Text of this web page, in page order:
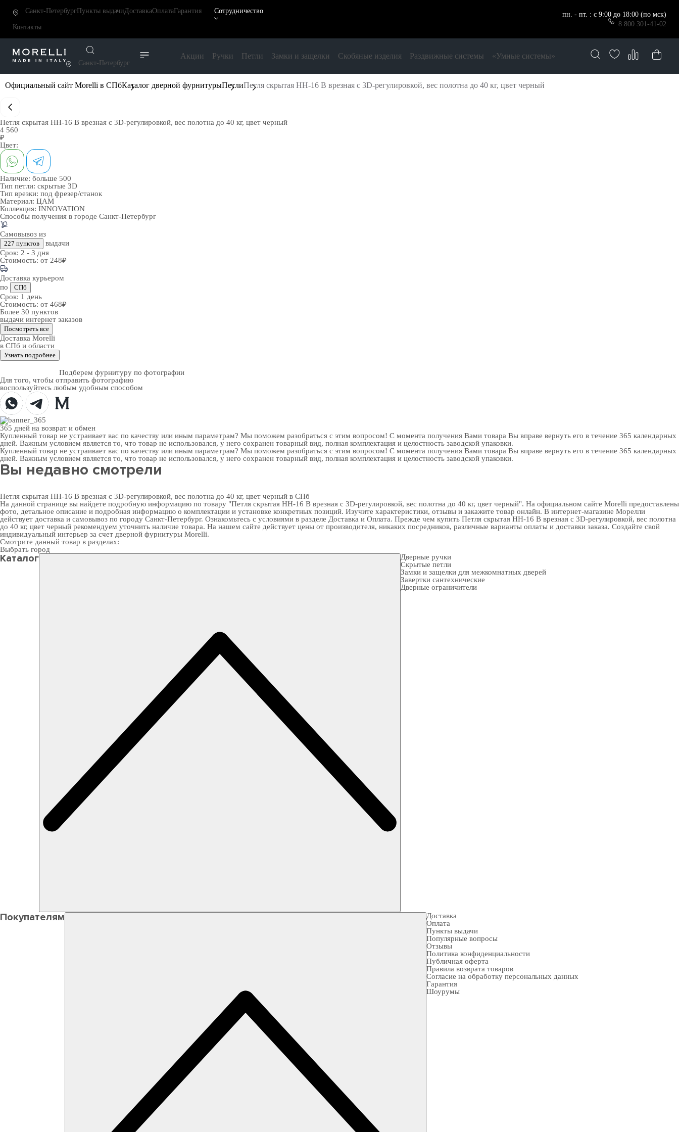
Санкт-ПетербургПункты выдачиДоставкаОплатаГарантия Сотрудничество
Контакты
пн. - пт. : с 9:00 до 18:00 (по мск)
8 800 301-41-02
Санкт-Петербург
Акции Ручки Петли Замки и защелки Скобяные изделия Раздвижные системы «Умные системы»
Официальный сайт Morelli в СПбКаталог дверной фурнитурыПетлиПетля скрытая HH-16 B врезная с 3D-регулировкой, вес полотна до 40 кг, цвет черный
Петля скрытая HH-16 B врезная с 3D-регулировкой, вес полотна до 40 кг, цвет черный
4 560
₽
Цвет:
Наличие: больше 500
Тип петли: скрытые 3D
Тип врезки: под фрезер/станок
Материал: ЦАМ
Коллекция: INNOVATION
Способы получения в городе Санкт-Петербург
Самовывоз из
227 пунктов
выдачи
Срок: 2 - 3 дня
Стоимость: от 248₽
Доставка курьером
по
СПб
Срок: 1 день
Стоимость: от 468₽
Более 30 пунктов
выдачи интернет заказов
Посмотреть все
Доставка Morelli
в СПб и области
Узнать подробнее
Подберем фурнитуру по фотографии
Для того, чтобы отправить фотографию
воспользуйтесь любым удобным способом
365 дней на возврат и обмен
Купленный товар не устраивает вас по качеству или иным параметрам? Мы поможем разобраться с этим вопросом! С момента получения Вами товара Вы вправе вернуть его в течение 365 календарных
дней. Важным условием является то, что товар не использовался, у него сохранен товарный вид, полная комплектация и целостность заводской упаковки.
Купленный товар не устраивает вас по качеству или иным параметрам? Мы поможем разобраться с этим вопросом! С момента получения Вами товара Вы вправе вернуть его в течение 365 календарных
дней. Важным условием является то, что товар не использовался, у него сохранен товарный вид, полная комплектация и целостность заводской упаковки.
Вы недавно смотрели
Петля скрытая HH-16 B врезная с 3D-регулировкой, вес полотна до 40 кг, цвет черный в СПб
На данной странице вы найдете подробную информацию по товару "Петля скрытая HH-16 B врезная с 3D-регулировкой, вес полотна до 40 кг, цвет черный". На официальном сайте Morelli предоставлены
фото, детальное описание и подробная информацию о комплектации и установке конкретных позиций. Изучите характеристики, отзывы и закажите товар онлайн. В интернет-магазине Морелли
действует доставка и самовывоз по городу Санкт-Петербург. Ознакомьтесь с условиями в разделе Доставка и Оплата. Прежде чем купить Петля скрытая HH-16 B врезная с 3D-регулировкой, вес полотна
до 40 кг, цвет черный рекомендуем уточнить наличие товара. На нашем сайте действует цены от производителя, никаких посредников, различные варианты оплаты и доставки заказа. Создайте свой
индивидуальный интерьер за счет дверной фурнитуры Morelli.
Смотрите данный товар в разделах:
Выбрать город
Каталог
Дверные ручки
Скрытые петли
Замки и защелки для межкомнатных дверей
Завертки сантехнические
Дверные ограничители
Покупателям
Доставка
Оплата
Пункты выдачи
Популярные вопросы
Отзывы
Политика конфиденциальности
Публичная оферта
Правила возврата товаров
Согласие на обработку персональных данных
Гарантия
Шоурумы